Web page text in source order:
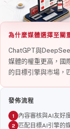
為什麼媒體選擇至關
ChatGPT與
媒體的權重更高，國
的目標引擎與市場，
發佈流程
內容審核與AI友好
匹配目標AI引擎的